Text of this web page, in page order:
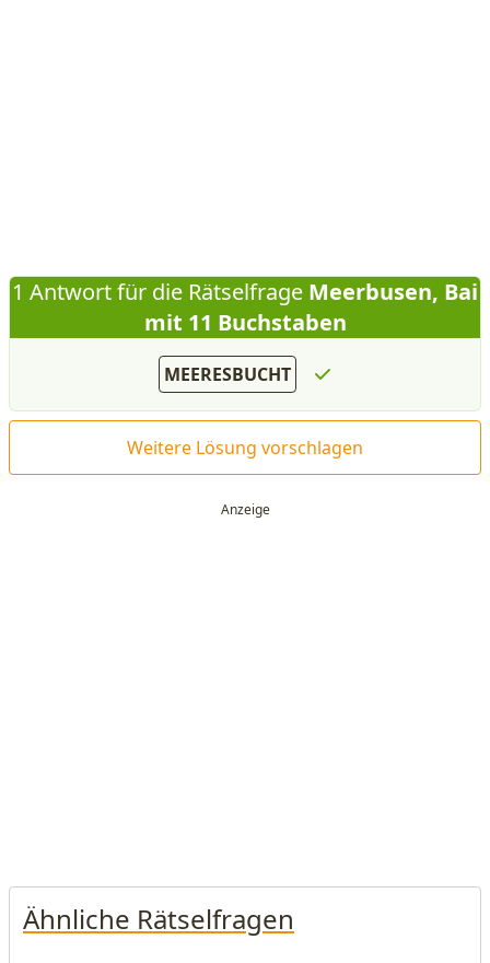
1 Antwort für die Rätselfrage Meerbusen, Bai
mit 11 Buchstaben
MEERESBUCHT
Weitere Lösung vorschlagen
Ähnliche Rätselfragen